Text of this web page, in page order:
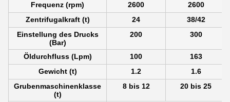
Frequenz (rpm)
2600
2600
Zentrifugalkraft (t)
24
38/42
Einstellung des Drucks
(Bar)
200 300
Öldurchfluss (Lpm) 100
163
Gewicht (t)
1.2
1.6
Grubenmaschinenklasse
(t)
8 bis 12 20 bis 25